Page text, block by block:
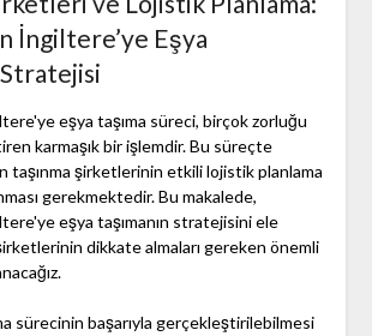
İngiltere’ye Eşya
Stratejisi
eşya taşıma süreci, birçok zorluğu
karmaşık bir işlemdir. Bu süreçte
taşınma şirketlerinin etkili lojistik planlama
gerekmektedir. Bu makalede,
eşya taşımanın stratejisini ele
dikkate almaları gereken önemli
sürecinin başarıyla gerçekleştirilebilmesi